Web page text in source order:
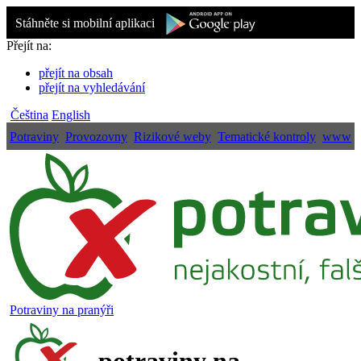
Stáhněte si mobilní aplikaci
Přejít na:
přejít na obsah
přejít na vyhledávání
Čeština English
Potraviny Provozovny Rizikové weby Tematické kontroly www
Potraviny na pranýři